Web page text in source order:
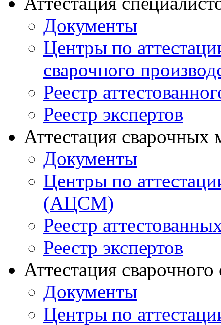
Документы
Центры по
сварочного
Реестр
Реестр экспертов
Аттестация сварочных
Документы
Центры по
(АЦСМ)
Реестр
Реестр экспертов
Аттестация
Документы
Центры по